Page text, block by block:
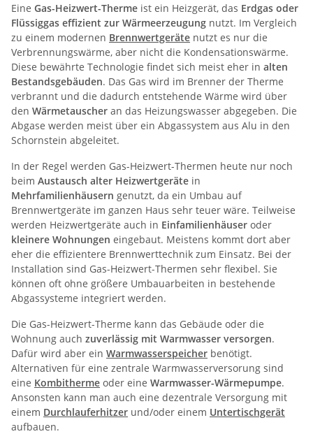
Eine Gas-Heizwert-Therme ist ein Heizgerät, das Erdgas oder
Flüssiggas effizient zur Wärmeerzeugung nutzt. Im Vergleich
zu einem modernen Brennwertgeräte nutzt es nur die
Verbrennungswärme, aber nicht die Kondensationswärme.
Diese bewährte Technologie findet sich meist eher in alten
Bestandsgebäuden. Das Gas wird im Brenner der Therme
verbrannt und die dadurch entstehende Wärme wird über
den Wärmetauscher an das Heizungswasser abgegeben. Die
Abgase werden meist über ein Abgassystem aus Alu in den
Schornstein abgeleitet.
In der Regel werden Gas-Heizwert-Thermen heute nur noch
beim Austausch alter Heizwertgeräte in
Mehrfamilienhäusern genutzt, da ein Umbau auf
Brennwertgeräte im ganzen Haus sehr teuer wäre. Teilweise
werden Heizwertgeräte auch in Einfamilienhäuser oder
kleinere Wohnungen eingebaut. Meistens kommt dort aber
eher die effizientere Brennwerttechnik zum Einsatz. Bei der
Installation sind Gas-Heizwert-Thermen sehr flexibel. Sie
können oft ohne größere Umbauarbeiten in bestehende
Abgassysteme integriert werden.
Die Gas-Heizwert-Therme kann das Gebäude oder die
Wohnung auch zuverlässig mit Warmwasser versorgen.
Dafür wird aber ein Warmwasserspeicher benötigt.
Alternativen für eine zentrale Warmwasserversorung sind
eine Kombitherme oder eine Warmwasser-Wärmepumpe.
Ansonsten kann man auch eine dezentrale Versorgung mit
einem Durchlauferhitzer und/oder einem Untertischgerät
aufbauen.